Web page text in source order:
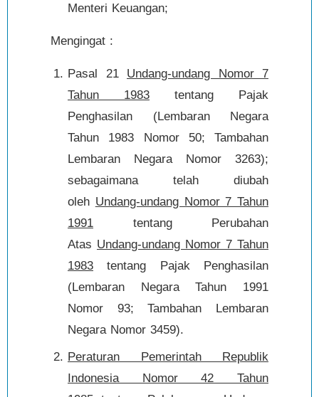
Menteri Keuangan;
Mengingat :
Pasal 21 Undang-undang Nomor 7
Tahun 1983 tentang Pajak
Penghasilan (Lembaran Negara
Tahun 1983 Nomor 50; Tambahan
Lembaran Negara Nomor 3263);
sebagaimana telah diubah
oleh Undang-undang Nomor 7 Tahun
1991 tentang Perubahan
Atas Undang-undang Nomor 7 Tahun
1983 tentang Pajak Penghasilan
(Lembaran Negara Tahun 1991
Nomor 93; Tambahan Lembaran
Negara Nomor 3459).
Peraturan Pemerintah Republik
Indonesia Nomor 42 Tahun